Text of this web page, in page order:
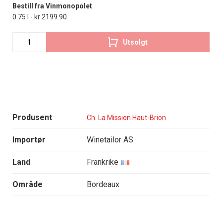
Produsent Ch. La Mission Haut-Brion
Importør Winetailor AS
Land Frankrike
Område Bordeaux
Bestill fra Vinmonopolet
0.75 l - kr 2199.90
Utsolgt